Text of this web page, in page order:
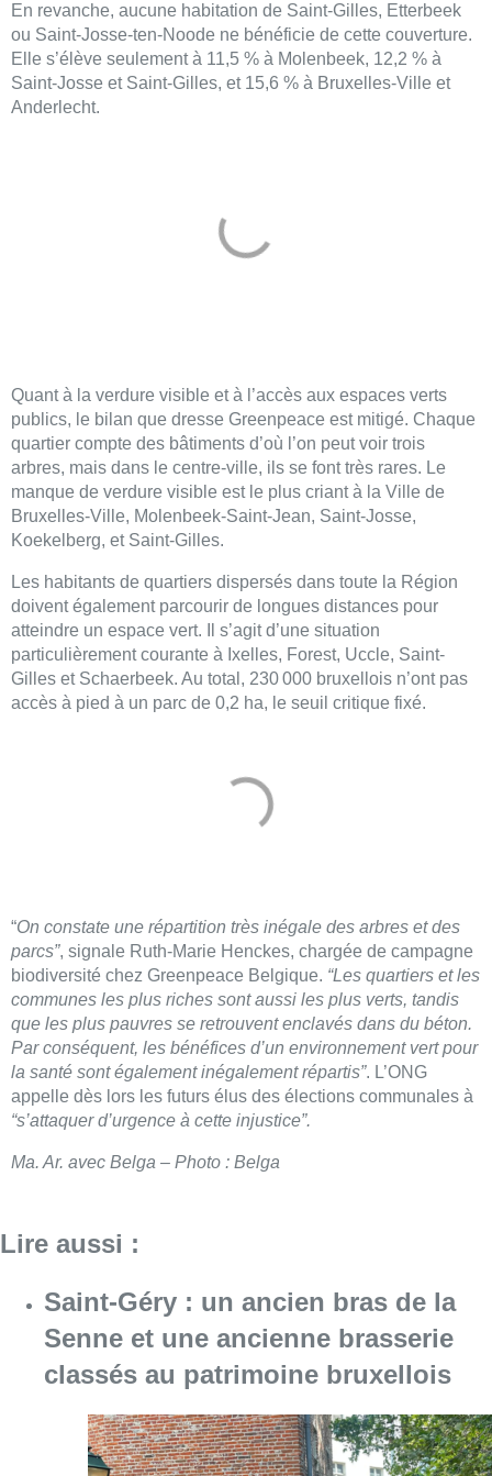
En revanche, aucune habitation de Saint-Gilles, Etterbeek
ou Saint-Josse-ten-Noode ne bénéficie de cette couverture.
Elle s’élève seulement à 11,5 % à Molenbeek, 12,2 % à
Saint-Josse et Saint-Gilles, et 15,6 % à Bruxelles-Ville et
Anderlecht.
Quant à la verdure visible et à l’accès aux espaces verts
publics, le bilan que dresse Greenpeace est mitigé. Chaque
quartier compte des bâtiments d’où l’on peut voir trois
arbres, mais dans le centre-ville, ils se font très rares. Le
manque de verdure visible est le plus criant à la Ville de
Bruxelles-Ville, Molenbeek-Saint-Jean, Saint-Josse,
Koekelberg, et Saint-Gilles.
Les habitants de quartiers dispersés dans toute la Région
doivent également parcourir de longues distances pour
atteindre un espace vert. Il s’agit d’une situation
particulièrement courante à Ixelles, Forest, Uccle, Saint-
Gilles et Schaerbeek. Au total, 230 000 bruxellois n’ont pas
accès à pied à un parc de 0,2 ha, le seuil critique fixé.
“On constate une répartition très inégale des arbres et des
parcs”, signale Ruth-Marie Henckes, chargée de campagne
biodiversité chez Greenpeace Belgique. “Les quartiers et les
communes les plus riches sont aussi les plus verts, tandis
que les plus pauvres se retrouvent enclavés dans du béton.
Par conséquent, les bénéfices d’un environnement vert pour
la santé sont également inégalement répartis”. L’ONG
appelle dès lors les futurs élus des élections communales à
“s’attaquer d’urgence à cette injustice”.
Ma. Ar. avec Belga – Photo : Belga
Lire aussi :
Saint-Géry : un ancien bras de la
Senne et une ancienne brasserie
classés au patrimoine bruxellois